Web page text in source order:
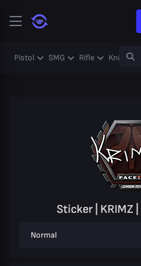
Pistol SMG Rifle Knife
Sticker | KRIMZ
Normal